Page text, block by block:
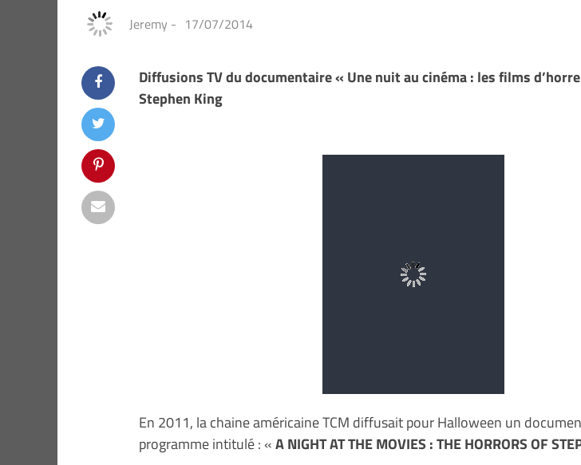
Jeremy - 17/07/2014
Diffusions TV du documentaire « Une nuit au cinéma : les films
Stephen King
En 2011, la chaine américaine TCM diffusait pour Halloween un
programme intitulé : «A NIGHT AT THE MOVIES : THE HORRORS OF